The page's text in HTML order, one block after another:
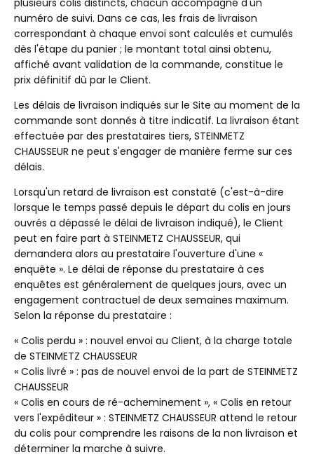
plusieurs colis distincts, chacun accompagné d'un
numéro de suivi. Dans ce cas, les frais de livraison
correspondant à chaque envoi sont calculés et cumulés
dès l'étape du panier ; le montant total ainsi obtenu,
affiché avant validation de la commande, constitue le
prix définitif dû par le Client.
Les délais de livraison indiqués sur le Site au moment de la
commande sont donnés à titre indicatif. La livraison étant
effectuée par des prestataires tiers, STEINMETZ
CHAUSSEUR ne peut s'engager de manière ferme sur ces
délais.
Lorsqu'un retard de livraison est constaté (c'est-à-dire
lorsque le temps passé depuis le départ du colis en jours
ouvrés a dépassé le délai de livraison indiqué), le Client
peut en faire part à STEINMETZ CHAUSSEUR, qui
demandera alors au prestataire l'ouverture d'une «
enquête ». Le délai de réponse du prestataire à ces
enquêtes est généralement de quelques jours, avec un
engagement contractuel de deux semaines maximum.
Selon la réponse du prestataire :
« Colis perdu » : nouvel envoi au Client, à la charge totale
de STEINMETZ CHAUSSEUR
« Colis livré » : pas de nouvel envoi de la part de STEINMETZ
CHAUSSEUR
« Colis en cours de ré-acheminement », « Colis en retour
vers l'expéditeur » : STEINMETZ CHAUSSEUR attend le retour
du colis pour comprendre les raisons de la non livraison et
déterminer la marche à suivre.